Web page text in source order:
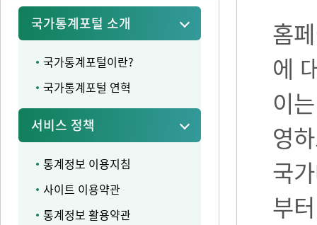
국가통계포털 소개
국가통계포털이란?
국가통계포털 연혁
서비스 정책
통계정보 이용지침
사이트 이용약관
통계정보 활용약관
홈
에
이
영
국
부